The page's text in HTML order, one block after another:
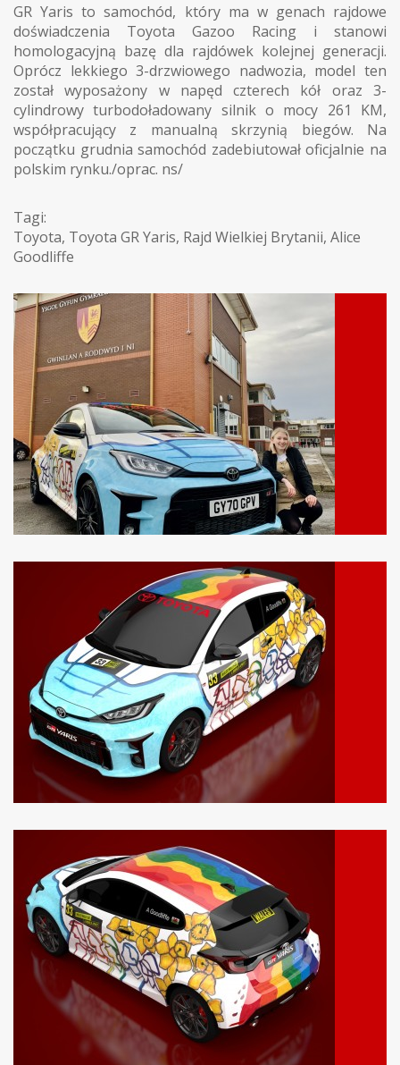
GR Yaris to samochód, który ma w genach rajdowe
doświadczenia Toyota Gazoo Racing i stanowi
homologacyjną bazę dla rajdówek kolejnej generacji.
Oprócz lekkiego 3-drzwiowego nadwozia, model ten
został wyposażony w napęd czterech kół oraz 3-
cylindrowy turbodoładowany silnik o mocy 261 KM,
współpracujący z manualną skrzynią biegów. Na
początku grudnia samochód zadebiutował oficjalnie na
polskim rynku./oprac. ns/
Tagi:
Toyota, Toyota GR Yaris, Rajd Wielkiej Brytanii, Alice
Goodliffe